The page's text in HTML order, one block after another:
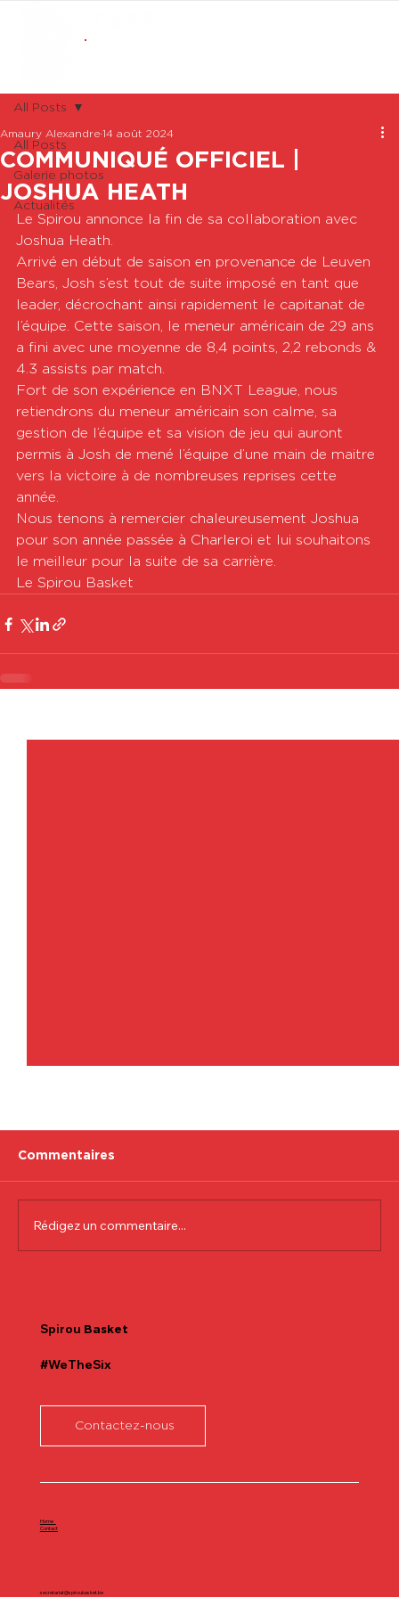
All Posts
Galerie photos
Actualités
All Posts
COMMUNIQUÉ OFFICIEL |
JOSHUA HEATH
Amaury Alexandre 14 août 2024
Le Spirou annonce la fin de sa collaboration avec
Joshua Heath.
Arrivé en début de saison en provenance de Leuven
Bears, Josh s’est tout de suite imposé en tant que
leader, décrochant ainsi rapidement le capitanat de
l’équipe. Cette saison, le meneur américain de 29 ans
a fini avec une moyenne de 8,4 points, 2,2 rebonds &
4.3 assists par match.
Fort de son expérience en BNXT League, nous
retiendrons du meneur américain son calme, sa
gestion de l’équipe et sa vision de jeu qui auront
permis à Josh de mené l’équipe d’une main de maitre
vers la victoire à de nombreuses reprises cette
année.
Nous tenons à remercier chaleureusement Joshua
pour son année passée à Charleroi et lui souhaitons
le meilleur pour la suite de sa carrière.
Le Spirou Basket
Commentaires
Rédigez un commentaire...
Spirou Basket
#WeTheSix
Contactez-nous
secretariat@spiroubasket.be
Home
Contact